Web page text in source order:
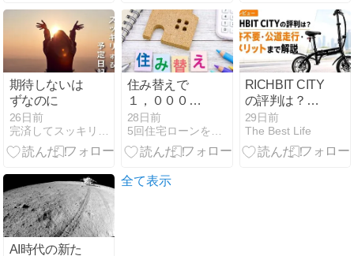
え方
期待しないは
ずなのに
26日前
住み替えで
１，０００万
円損しそうに
なった事例
28日前
RICHBIT CITY
の評判は？免
許不要で乗れ
る椅子付き電
動バイクを正
29日前
The Best Life
AI時代の新た
全て表示